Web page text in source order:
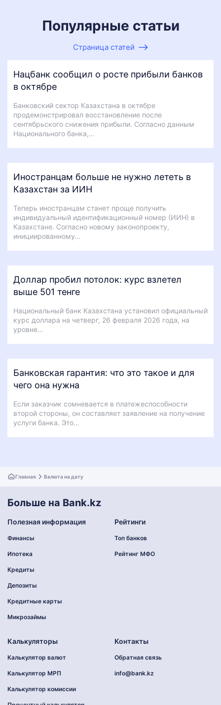
Популярные статьи
Страница статей
Нацбанк сообщил о росте прибыли банков
в октябре
Банковский сектор Казахстана в октябре
продемонстрировал восстановление после
сентябрьского снижения прибыли. Согласно данным
Национального банка,…
Иностранцам больше не нужно лететь в
Казахстан за ИИН
Теперь иностранцам станет проще получить
индивидуальный идентификационный номер (ИИН) в
Казахстане. Согласно новому законопроекту,
инициированному…
Доллар пробил потолок: курс взлетел
выше 501 тенге
Национальный банк Казахстана установил официальный
курс доллара на четверг, 26 февраля 2026 года, на
уровне…
Банковская гарантия: что это такое и для
чего она нужна
Если заказчик сомневается в платежеспособности
второй стороны, он составляет заявление на получение
услуги банка. Это…
Главная Валюта на дату
Больше на Bank.kz
Полезная информация
Финансы
Ипотека
Кредиты
Депозиты
Кредитные карты
Микрозаймы
Рейтинги
Топ банков
Рейтинг МФО
Калькуляторы
Калькулятор валют
Калькулятор МРП
Калькулятор комиссии
Контакты
Обратная связь
info@bank.kz